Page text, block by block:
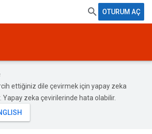
OTURUM AÇ
ettiğiniz dile çevirmek için yapay zeka
Yapay zeka çevirilerinde hata olabilir.